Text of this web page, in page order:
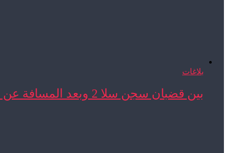
بلاغات
بين قضبان سجن سلا 2 وبعد المسافة عن ...